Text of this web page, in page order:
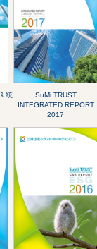
統
SuMi TRUST
INTEGRATED REPORT
2017